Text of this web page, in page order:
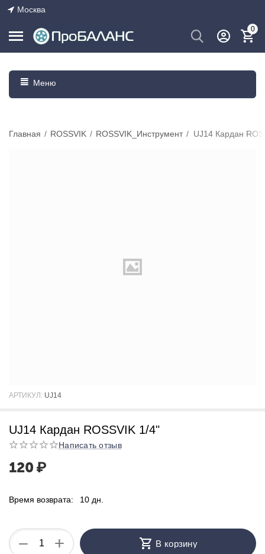
Москва
0
Меню
Главная / ROSSVIK / ROSSVIK_Инструмент / UJ14 Кардан
АРТИКУЛ: UJ14
UJ14 Кардан ROSSVIK 1/4"
Написать отзыв
120 ₽
Время возврата: 10 дн.
+
− В корзину